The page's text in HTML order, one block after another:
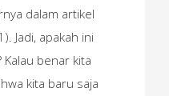
dalam artikel
Jadi, apakah ini
Kalau benar kita
kita baru saja